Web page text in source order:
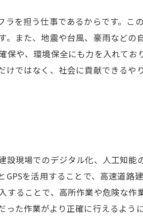
を担う仕事であるからです。こ
。また、地震や台風、豪雨などの
保や、環境保全にも力を入れてお
けではなく、社会に貢献できるや
現場でのデジタル化、人工知能
を活用することで、高速道路
することで、高所作業や危険な作
た作業がより正確に行えるよう